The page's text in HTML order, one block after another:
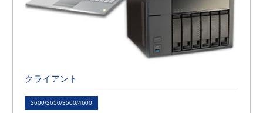
クライアント
2600/2650/3500/4600